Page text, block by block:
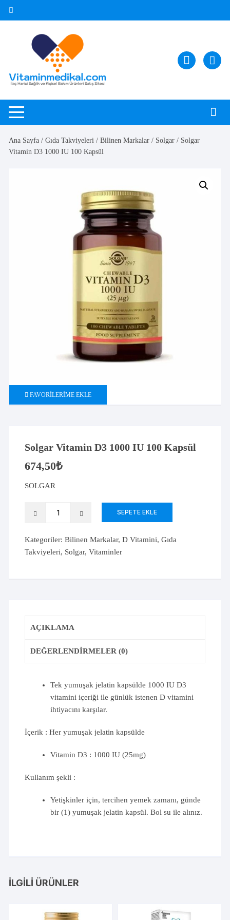
Skip
Ana Sayfa /Gıda Takviyeleri /Bilinen Markalar / Solgar / Solgar
Vitamin D3 1000 IU 100 Kapsül
FAVORILERIME EKLE
Solgar Vitamin D3 1000 IU 100 Kapsül
674,50₺
SOLGAR
1000
IU
SEPETE EKLE
Kategoriler:Bilinen Markalar,D Vitamini,Gıda
Takviyeleri, Solgar,Vitaminler
AÇIKLAMA
DEĞERLENDIRMELER (0)
Tek yumuşak jelatin kapsülde 1000 IU D3
vitamini içeriği ile günlük istenen D vitamini
ihtiyacını karşılar.
İçerik : Her yumuşak jelatin kapsülde
Vitamin D3 : 1000 IU (25mg)
Kullanım şekli :
Yetişkinler için, tercihen yemek zamanı, günde
bir (1) yumuşak jelatin kapsül. Bol su ile alınız.
İLGILI ÜRÜNLER